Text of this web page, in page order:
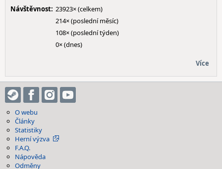
Návštěvnost: 23923× (celkem)
214× (poslední měsíc)
108× (poslední týden)
0× (dnes)
Více
O webu
Články
Statistiky
Herní výzva
F.A.Q.
Nápověda
Odměny